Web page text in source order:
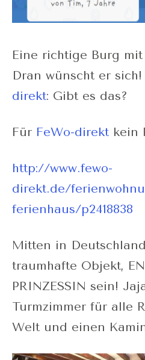
Eine richtige Burg
Dran wünscht er
direkt: Gibt es das?
Für FeWo-direkt kein
http://www.fewo-
direkt.de/
ferienhaus/p2418838
Mitten in
traumhafte Objekt,
PRINZESSIN sein!
Turmzimmer für alle
Welt und einen